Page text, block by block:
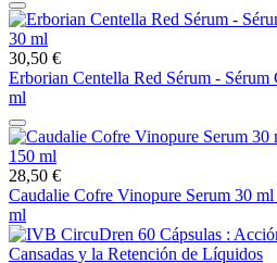
30,50 €
Erborian Centella Red Sérum -
ml
28,50 €
Caudalie Cofre Vinopure Serum 30
ml